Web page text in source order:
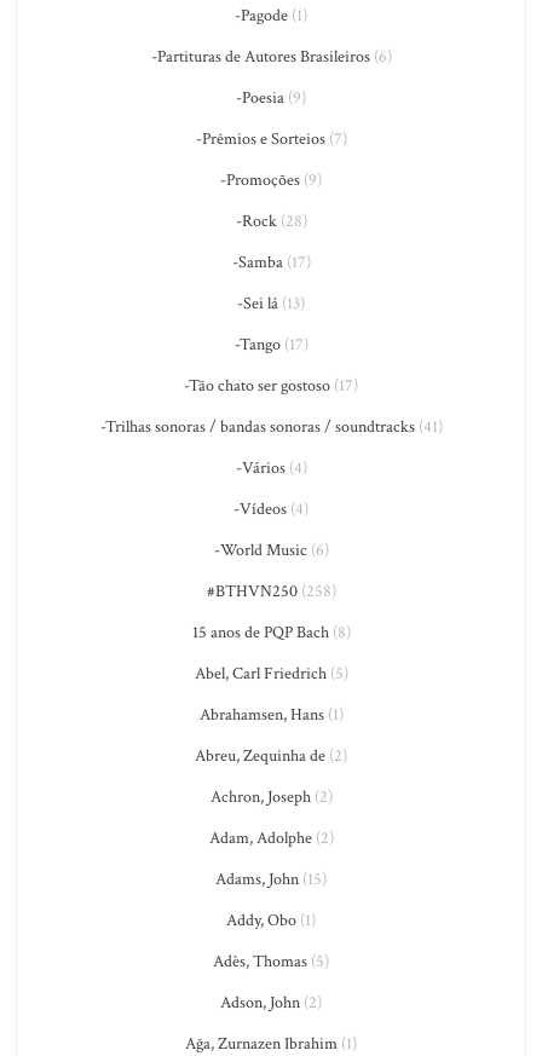
-Pagode (1)
-Partituras de Autores Brasileiros(6)
-Poesia (9)
-Prêmios e Sorteios(7)
-Promoções (9)
-Rock(28)
-Samba(17)
-Sei lá (13)
-Tango(17)
-Tão chato ser gostoso (17)
-Trilhas sonoras / bandas sonoras / soundtracks(41)
-Vários(4)
-Vídeos (4)
-World Music (6)
#BTHVN250(258)
15 anos de PQP Bach(8)
Abel, Carl Friedrich(5)
Abrahamsen, Hans(1)
Abreu, Zequinha de (2)
Achron, Joseph(2)
Adam, Adolphe(2)
Adams, John (15)
Addy, Obo (1)
Adès, Thomas (5)
Adson, John (2)
Ağa, Zurnazen Ibrahim (1)